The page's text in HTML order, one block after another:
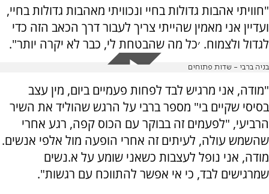
"חוויתי אהבות גדולות בחיי ונכוויתי מאהבות גדולות בחיי,
ועדיין אני מאמין שהייתי צריך לעבור דרך הכאב הזה כדי
לגדול ולצמוח. ׳כל מה שהבטחת לי, כבר לא יקרה יותר".
בניה ברבי - שדות פתוחים
"מודה, אני מרגיש לבד לפחות פעמיים ביום, מין עצב
בסיסי שקיים בי" מספר ברבי על הרגש שהוליד את השיר
הרביעי, "לפעמים זה בבוקר עם הכוס קפה, רגע אחרי
שהשמש עולה, לעיתים זה אחרי הופעה מול אלפי אנשים.
מודה, אני נופל לעצבות כשאני שומע על א.נשים
שמרגישים לבד, כי אי אפשר להתווכח עם רגשות".